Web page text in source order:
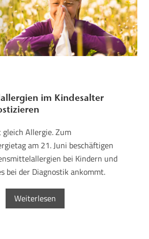
im Kindesalter
Allergie. Zum
am 21. Juni beschäftigen
bei Kindern und
bei der Diagnostik ankommt.
Weiterlesen